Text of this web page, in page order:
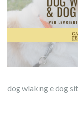
dog wlaking e dog